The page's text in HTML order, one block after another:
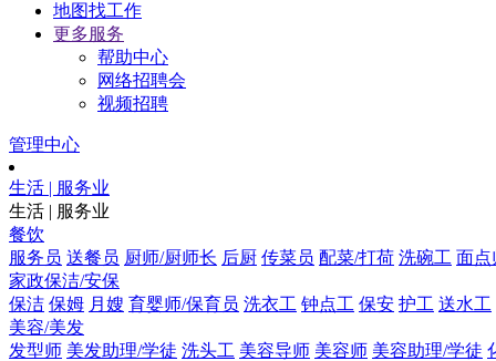
地图找工作
更多服务
帮助中心
网络招聘会
视频招聘
管理中心
生活 | 服务业
生活 | 服务业
餐饮
服务员 送餐员 厨师/厨师长 后厨 传菜员 配菜/打荷 洗碗工 面点
家政保洁/安保
保洁 保姆 月嫂 育婴师/保育员 洗衣工 钟点工 保安 护工 送水工
美容/美发
发型师 美发助理/学徒 洗头工 美容导师 美容师 美容助理/学徒